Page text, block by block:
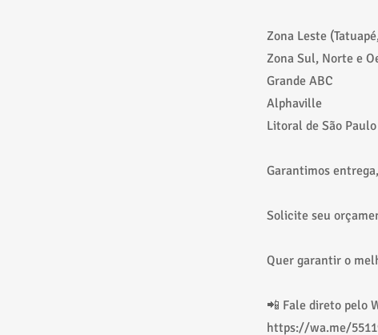
Zona Leste
Zona Sul, Norte e
Grande ABC
Alphaville
Litoral de São Paulo
Garantimos
Solicite seu
Quer garantir o
📲 Fale direto pelo
https://wa.me/